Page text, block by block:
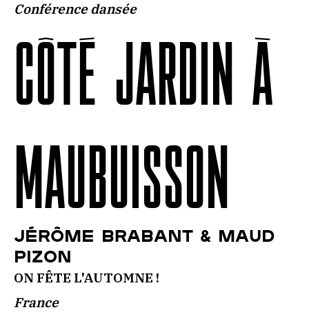
Conférence dansée
CÔTÉ JARDIN À
MAUBUISSON
Jérôme Brabant & Maud
Pizon
ON FÊTE L'AUTOMNE !
France